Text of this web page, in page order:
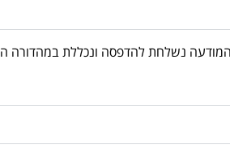
לאחר אישור, המודעה נשלחת להדפסה ונכללת